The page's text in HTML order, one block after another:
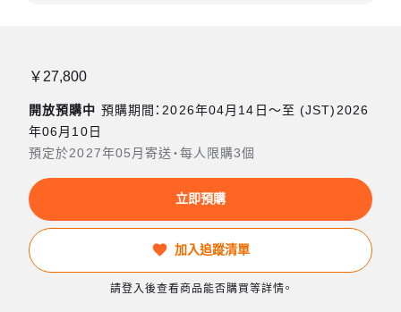
￥27,800
開放預購中 預購期間：2026年04月14日〜至 (JST)2026
年06月10日
預定於2027年05月寄送・每人限購3個
立即預購
加入追蹤清單
請登入後查看商品能否購買等詳情。